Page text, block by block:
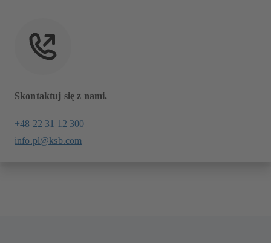
Skontaktuj się z nami.
+48 22 31 12 300
info.pl@ksb.com